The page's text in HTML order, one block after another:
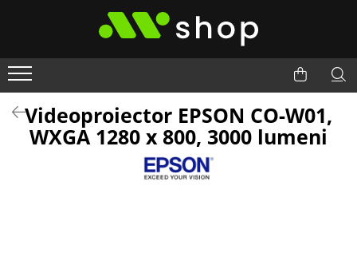
Videoproiector EPSON CO-W01,
WXGA 1280 x 800, 3000 lumeni